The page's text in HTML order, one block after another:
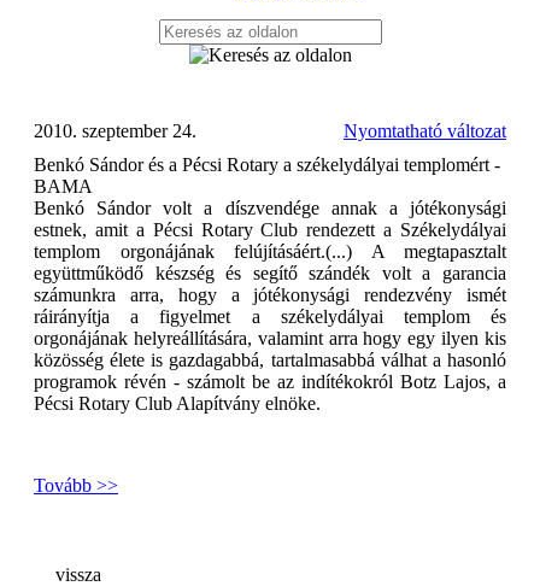
Nyomtatható változat
2010. szeptember 24.
Benkó Sándor és a Pécsi Rotary a székelydályai templomért -
BAMA
Benkó Sándor volt a díszvendége annak a jótékonysági
estnek, amit a Pécsi Rotary Club rendezett a Székelydályai
templom orgonájának felújításáért.(...) A megtapasztalt
együttműködő készség és segítő szándék volt a garancia
számunkra arra, hogy a jótékonysági rendezvény ismét
ráirányítja a figyelmet a székelydályai templom és
orgonájának helyreállítására, valamint arra hogy egy ilyen kis
közösség élete is gazdagabbá, tartalmasabbá válhat a hasonló
programok révén - számolt be az indítékokról Botz Lajos, a
Pécsi Rotary Club Alapítvány elnöke.
Tovább >>
vissza